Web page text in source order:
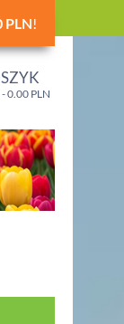
PLN!
0.00 PLN